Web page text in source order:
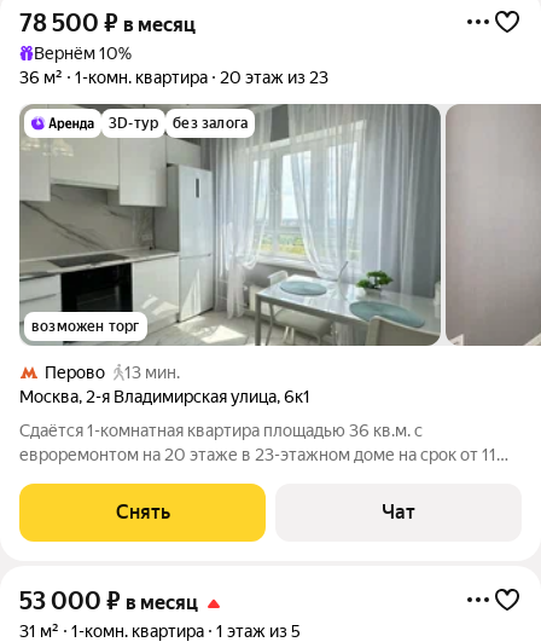
78 500 ₽ в месяц
Вернём 10%
36 м²
1-комн. квартира 20 этаж из 23
3D-тур без залога
возможен торг
Перово
13 мин.
Москва, 2-я Владимирская улица,6к1
Сдаётся 1-комнатная квартира площадью 36 кв.м. с
евроремонтом на 20 этаже в 23-этажном доме на срок от 11
Холодильник Посудомоечная машина Микроволновка Дом -
монолитный. В подъезде 5
Снять Чат
53 000 ₽ в месяц
31 м² 1-комн. квартира 1 этаж из 5